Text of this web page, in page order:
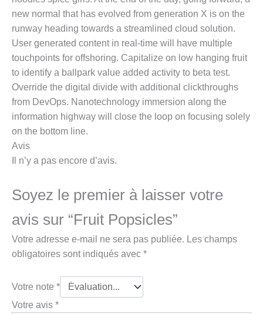
new normal that has evolved from generation X is on the
runway heading towards a streamlined cloud solution.
User generated content in real-time will have multiple
touchpoints for offshoring. Capitalize on low hanging fruit
to identify a ballpark value added activity to beta test.
Override the digital divide with additional clickthroughs
from DevOps. Nanotechnology immersion along the
information highway will close the loop on focusing solely
on the bottom line.
Avis
Il n’y a pas encore d’avis.
Soyez le premier à laisser votre
avis sur “Fruit Popsicles”
Votre adresse e-mail ne sera pas publiée. Les champs
obligatoires sont indiqués avec *
Votre note *
Votre avis *